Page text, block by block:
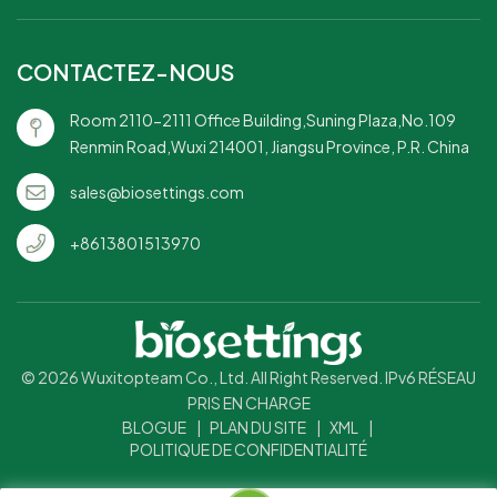
réduisant le temps de
logo personnalisé :
votre marque pour une
touche
professionnelle.Choix
écologique : une
alternative durable aux
de livre blanc : épuré,
respectueux de
l'environnement :
CONTACTEZ-NOUS
Room 2110-2111 Office Building,Suning Plaza,No.109
Renmin Road,Wuxi 214001, Jiangsu Province, P.R. China
sales@biosettings.com
+8613801513970
© 2026 Wuxitopteam Co., Ltd. All Right Reserved. IPv6 RÉSEAU
PRIS EN CHARGE
BLOGUE | PLAN DU SITE | XML
|
POLITIQUE DE CONFIDENTIALITÉ